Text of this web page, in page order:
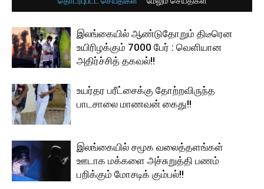
இலங்கையில் ஆண்டுதோறும் திடீரென
உயிரிழக்கும் 7000 பேர் : வெளியான
அதிர்ச்சித் தகவல்!!
உயர்தர பரீட்சைக்கு தோற்றவிருந்த
பாடசாலை மாணவன் கைது!!
இலங்கையில் சமூக வலைத்தளங்கள்
ஊடாக மக்களை அச்சுறுத்தி பணம்
பறிக்கும் மோசடிக் கும்பல்!!